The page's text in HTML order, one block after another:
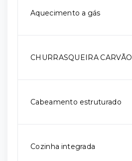
Aquecimento a gás
CHURRASQUEIRA CARVÃO
Cabeamento estruturado
Cozinha integrada